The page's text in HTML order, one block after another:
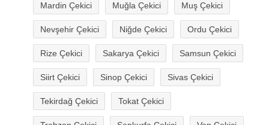
Mardin Çekici Muğla Çekici Muş Çekici
Nevşehir Çekici Niğde Çekici Ordu Çekici
Rize Çekici Sakarya Çekici Samsun Çekici
Siirt Çekici Sinop Çekici Sivas Çekici
Tekirdağ Çekici Tokat Çekici